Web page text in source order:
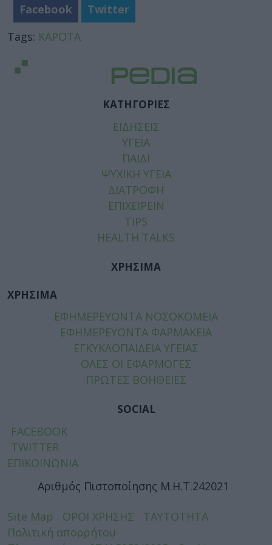
Facebook
Twitter
Tags: ΚΑΡΟΤΑ
ΚΑΤΗΓΟΡΙΕΣ
ΕΙΔΗΣΕΙΣ
ΥΓΕΙΑ
ΠΑΙΔΙ
ΨΥΧΙΚΗ ΥΓΕΙΑ
ΔΙΑΤΡΟΦΗ
ΕΠΙΧΕΙΡΕΙΝ
TIPS
HEALTH TALKS
ΧΡΗΣΙΜΑ
ΧΡΗΣΙΜΑ
ΕΦΗΜΕΡΕΥΟΝΤΑ ΝΟΣΟΚΟΜΕΙΑ
ΕΦΗΜΕΡΕΥΟΝΤΑ ΦΑΡΜΑΚΕΙΑ
ΕΓΚΥΚΛΟΠΑΙΔΕΙΑ ΥΓΕΙΑΣ
ΟΛΕΣ ΟΙ ΕΦΑΡΜΟΓΕΣ
ΠΡΩΤΕΣ ΒΟΗΘΕΙΕΣ
SOCIAL
FACEBOOK
TWITTER
ΕΠΙΚΟΙΝΩΝΙΑ
Αριθμός Πιστοποίησης Μ.Η.Τ.242021
Site Map ΟΡΟΙ ΧΡΗΣΗΣ
ΤΑΥΤΟΤΗΤΑ
Πολιτική απορρήτου